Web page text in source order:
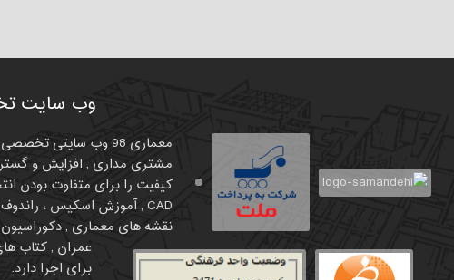
وب سایت
معماری 98 وب
مشتری مداری , افزایش و
نقشه های معماری ,
برای اجرا دارد.